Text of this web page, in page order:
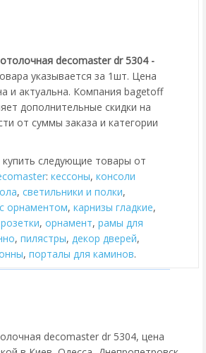
decomaster dr 5304 -
указывается за 1шт. Цена
и актуальна. Компания bagetoff
дополнительные скидки на
от суммы заказа и категории
следующие товары от
: кессоны, консоли
, cветильники и полки,
орнаментом, карнизы гладкие,
розетки, орнамент, рамы для
, пилястры, декор дверей,
, порталы для каминов.
decomaster dr 5304, цена